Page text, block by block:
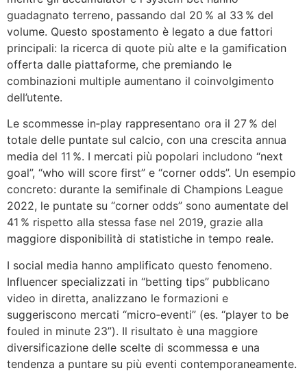
guadagnato terreno, passando dal 20 % al 33 % del
volume. Questo spostamento è legato a due fattori
principali: la ricerca di quote più alte e la gamification
offerta dalle piattaforme, che premiando le
combinazioni multiple aumentano il coinvolgimento
dell’utente.
Le scommesse in‑play rappresentano ora il 27 % del
totale delle puntate sul calcio, con una crescita annua
media del 11 %. I mercati più popolari includono “next
goal”, “who will score first” e “corner odds”. Un esempio
concreto: durante la semifinale di Champions League
2022, le puntate su “corner odds” sono aumentate del
41 % rispetto alla stessa fase nel 2019, grazie alla
maggiore disponibilità di statistiche in tempo reale.
I social media hanno amplificato questo fenomeno.
Influencer specializzati in “betting tips” pubblicano
video in diretta, analizzano le formazioni e
suggeriscono mercati “micro‑eventi” (es. “player to be
fouled in minute 23”). Il risultato è una maggiore
diversificazione delle scelte di scommessa e una
tendenza a puntare su più eventi contemporaneamente.